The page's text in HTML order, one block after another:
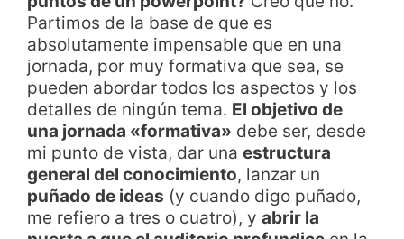
Partimos de la base de que es
absolutamente impensable que en una
jornada, por muy formativa que sea, se
pueden abordar todos los aspectos y los
detalles de ningún tema. El objetivo de
una jornada «formativa» debe ser, desde
mi punto de vista, dar una estructura
general del conocimiento, lanzar un
puñado de ideas (y cuando digo puñado,
me refiero a tres o cuatro), y abrir la